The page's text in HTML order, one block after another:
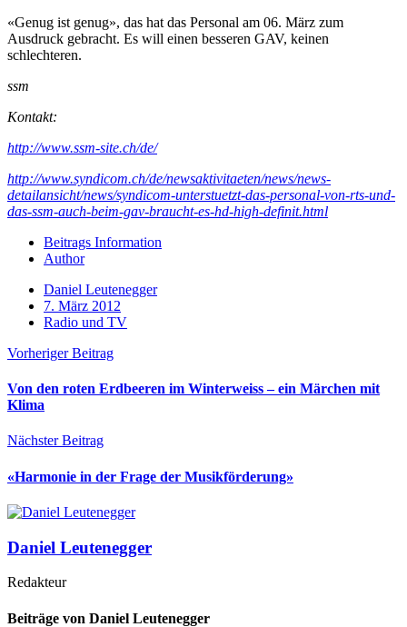
«Genug ist genug», das hat das Personal am 06. März zum
Ausdruck gebracht. Es will einen besseren GAV, keinen
schlechteren.
ssm
Kontakt:
http://www.ssm-site.ch/de/
http://www.syndicom.ch/de/newsaktivitaeten/news/news-
detailansicht/news/syndicom-unterstuetzt-das-personal-von-rts-und-
das-ssm-auch-beim-gav-braucht-es-hd-high-definit.html
Beitrags Information
Author
Daniel Leutenegger
7. März 2012
Radio und TV
Vorheriger Beitrag
Von den roten Erdbeeren im Winterweiss – ein Märchen mit
Klima
Nächster Beitrag
«Harmonie in der Frage der Musikförderung»
Daniel Leutenegger
Redakteur
Beiträge von Daniel Leutenegger